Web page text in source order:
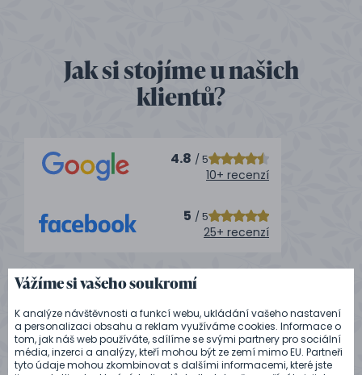
Jak si stojíme u našich
klientů?
4.8 / 5
10+ recenzí
5 / 5
25+ recenzí
2.6.2017 jsme měli obřad na Zámku Karlova
Koruna a hostinu v restauraci Zámecké terasa.
Vše bylo super. Dobré jídlo, milá a rychlá obsluha,
vyžití pro děti v dětském koutku a velmi dobré
Vážíme si vašeho soukromí
K analýze návštěvnosti a funkcí webu, ukládání vašeho nastavení
a personalizaci obsahu a reklam využíváme cookies. Informace o
tom, jak náš web používáte, sdílíme se svými partnery pro sociální
média, inzerci a analýzy, kteří mohou být ze zemí mimo EU. Partneři
tyto údaje mohou zkombinovat s dalšími informacemi, které jste